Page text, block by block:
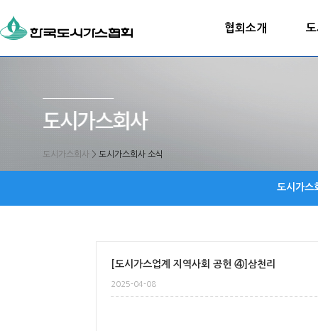
협회소개
도시가스회사 > 도시가스회사 소식
도시가스
[도시가스업계 지역사회 공헌 ④]삼천리
2025-04-08